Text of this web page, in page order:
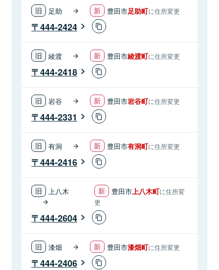
足助 豊田市足助町に住所変更
444-2424
綾渡 豊田市綾渡町に住所変更
444-2418
岩谷 豊田市岩谷町に住所変更
444-2331
有洞 豊田市有洞町に住所変更
444-2416
上八木 豊田市 上八木町に住所変
更
444-2604
漆畑 豊田市漆畑町に住所変更
444-2406